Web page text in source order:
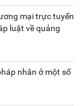
mại trực tuyến
luật về quảng
nhân ở một số